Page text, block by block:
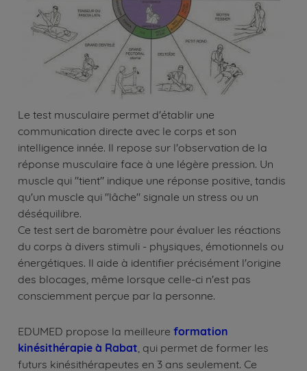
Le test musculaire permet d'établir une
communication directe avec le corps et son
intelligence innée. Il repose sur l'observation de la
réponse musculaire face à une légère pression. Un
muscle qui "tient" indique une réponse positive, tandis
qu'un muscle qui "lâche" signale un stress ou un
déséquilibre.
Ce test sert de baromètre pour évaluer les réactions
du corps à divers stimuli - physiques, émotionnels ou
énergétiques. Il aide à identifier précisément l'origine
des blocages, même lorsque celle-ci n'est pas
consciemment perçue par la personne.
EDUMED propose la meilleure formation
kinésithérapie à Rabat, qui permet de former les
futurs kinésithérapeutes en 3 ans seulement. Ce